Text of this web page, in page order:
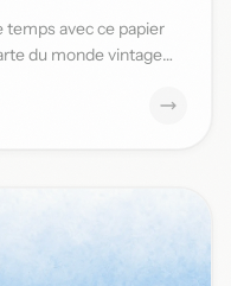
temps avec ce papier
du monde vintage